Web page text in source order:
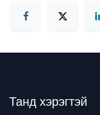
Танд хэрэгтэй